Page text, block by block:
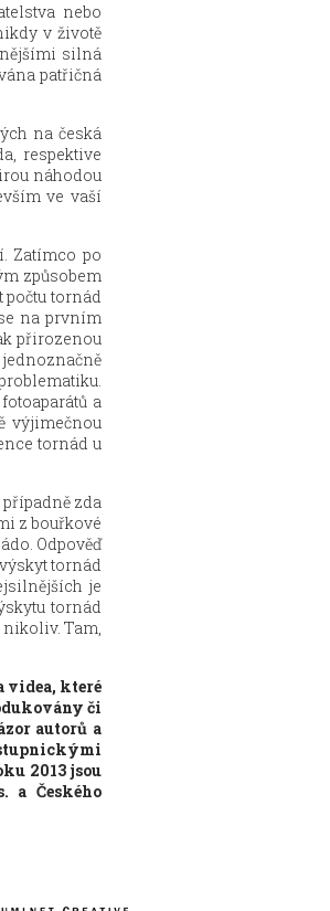
nebo
v životě
silná
patřičná
na česká
respektive
náhodou
ve vaší
Zatímco po
způsobem
tornád
na prvním
přirozenou
a
výjimečnou
tornád u
zda
z bouřkové
Odpověď
tornád
je
tornád
Tam,
videa, které
či
autorů a
2013 jsou
a Českého